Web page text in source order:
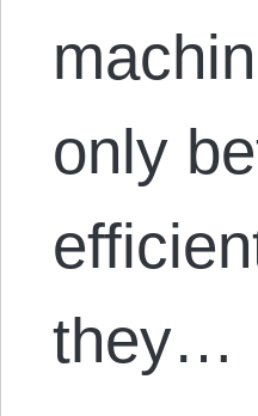
only
they…